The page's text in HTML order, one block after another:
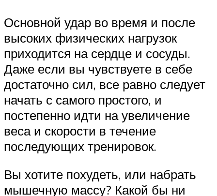
Основной удар во время и после
высоких физических нагрузок
приходится на сердце и сосуды.
Даже если вы чувствуете в себе
достаточно сил, все равно следует
начать с самого простого, и
постепенно идти на увеличение
веса и скорости в течение
последующих тренировок.
Вы хотите похудеть, или набрать
мышечную массу? Какой бы ни